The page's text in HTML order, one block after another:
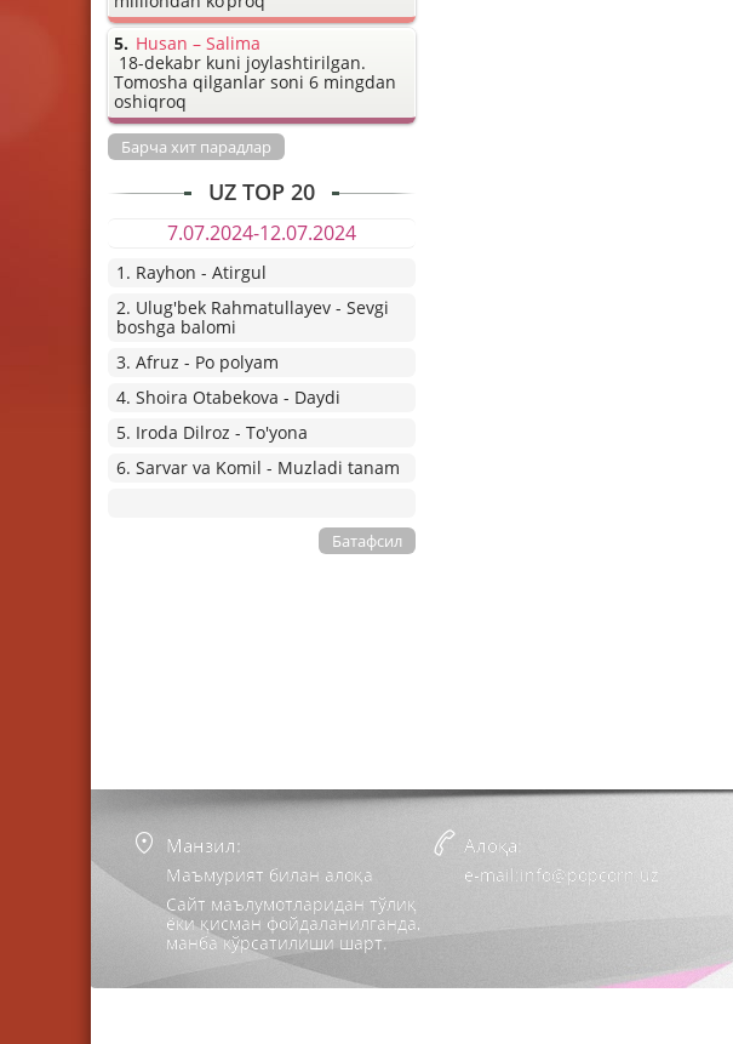
Husan – Salima
18-dekabr kuni joylashtirilgan.
Tomosha qilganlar soni 6 mingdan
oshiqroq
Барча хит парадлар
UZ TOP 20
7.07.2024-12.07.2024
1. Rayhon - Atirgul
2. Ulug'bek Rahmatullayev - Sevgi
boshga balomi
3. Afruz - Po polyam
4. Shoira Otabekova - Daydi
5. Iroda Dilroz - To'yona
6. Sarvar va Komil - Muzladi tanam
Батафсил
Манзил:
Маъмурият билан алоқа
Сайт маълумотларидан тўлиқ
ёки қисман фойдаланилганда,
манба кўрсатилиши шарт.
Алоқа:
e-mail:info@popcorn.uz